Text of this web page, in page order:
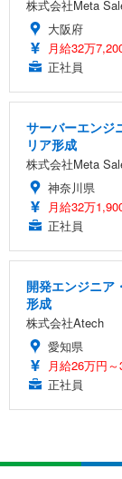
株式会社Meta
大阪府
月給32万
正社員
サーバーエンジ
リア形成
株式会社Meta
神奈川県
月給32万
正社員
開発エンジニア
形成
株式会社Atech
愛知県
月給26万円
正社員